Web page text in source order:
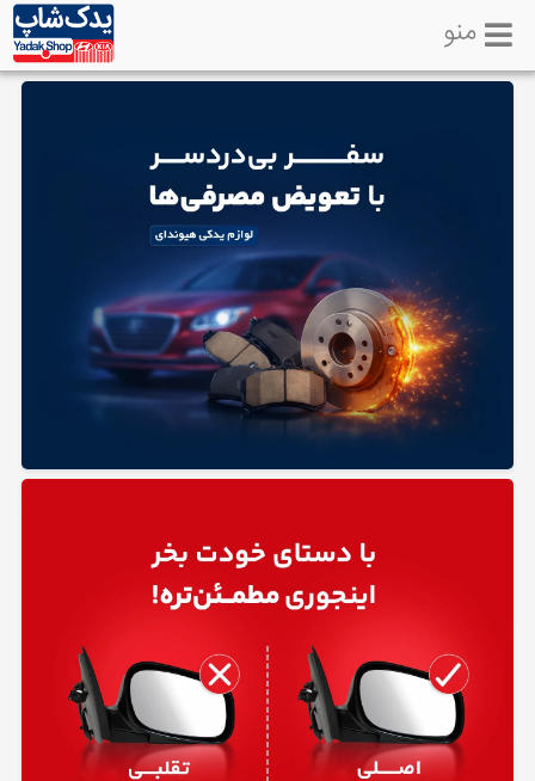
لوازم
منو